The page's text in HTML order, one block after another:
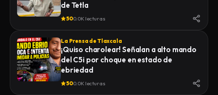
de Tetla
500.0K lecturas
La Prensa de Tlaxcala
¡Quiso charolear! Señalan a alto mando
del C5i por choque en estado de
ebriedad
500.0K lecturas